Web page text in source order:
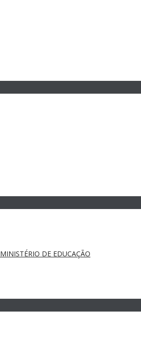
DE EDUCAÇÃO